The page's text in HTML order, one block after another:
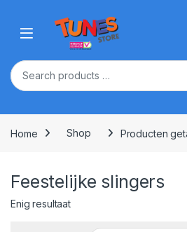
Open
Home Shop Producten
Feestelijke slingers
Enig resultaat